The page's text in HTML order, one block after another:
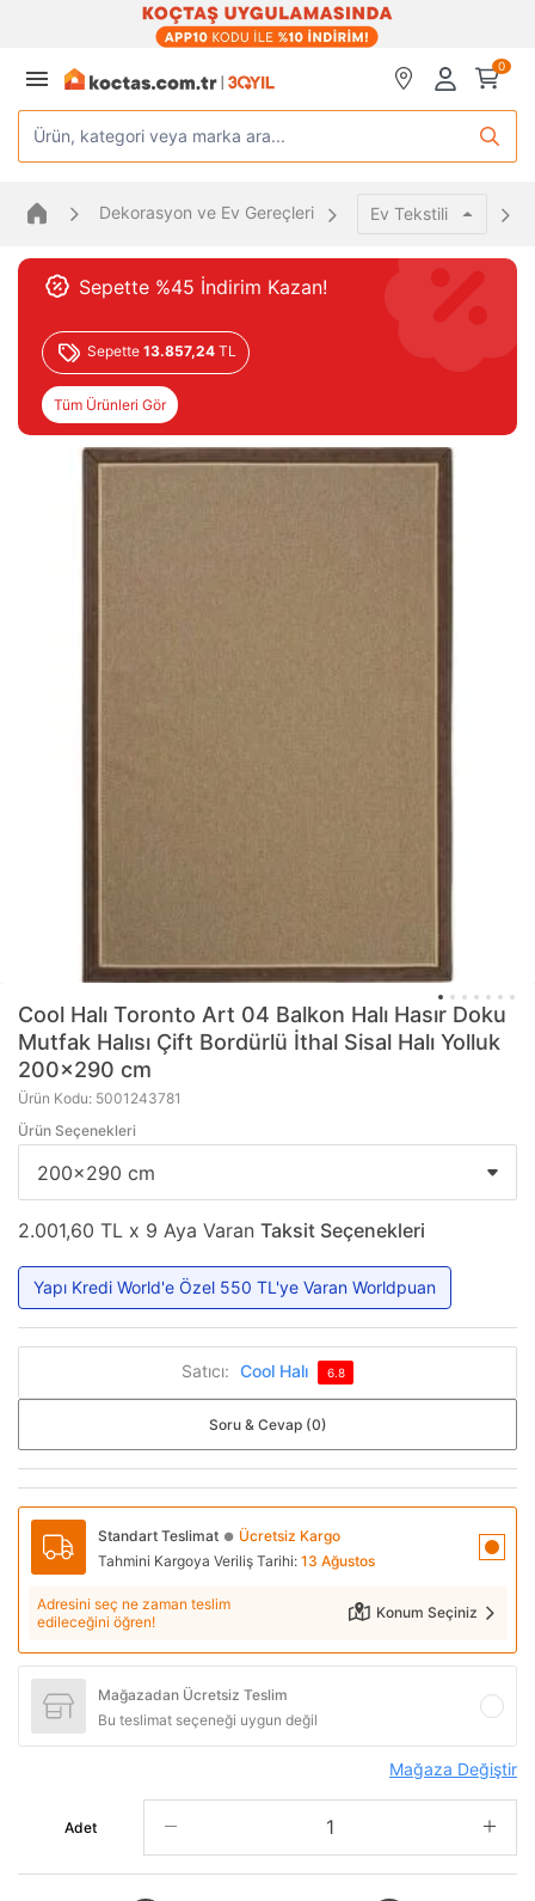
0
Ürün, kategori veya marka ara...
Dekorasyon ve Ev Gereçleri Ev Tekstili
Sepette %45 İndirim Kazan!
Sepette 13.857,24 TL
Tüm Ürünleri Gör
Cool Halı Toronto Art 04 Balkon Halı Hasır Doku
Mutfak Halısı Çift Bordürlü İthal Sisal Halı Yolluk
200x290 cm
Ürün Kodu: 5001243781
Ürün Seçenekleri
2.001,60 TL x 9 Aya Varan Taksit Seçenekleri
Yapı Kredi World'e Özel 550 TL'ye Varan Worldpuan
Satıcı: Cool Halı 6.8
Soru & Cevap (0)
Standart Teslimat ● Ücretsiz Kargo
Tahmini Kargoya Veriliş Tarihi: 13 Ağustos
Adresini seç ne zaman teslim
edileceğini öğren!
Konum Seçiniz
Mağazadan Ücretsiz Teslim
Bu teslimat seçeneği uygun değil
Mağaza Değiştir
Adet